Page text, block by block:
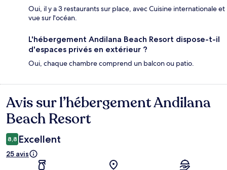
Oui, il y a 3 restaurants sur place, avec Cuisine internationale et
vue sur l'océan.
L'hébergement Andilana Beach Resort dispose-t-il
d'espaces privés en extérieur ?
Oui, chaque chambre comprend un balcon ou patio.
Avis
Avis sur l’hébergement Andilana
Beach Resort
8,8 Excellent
25 avis